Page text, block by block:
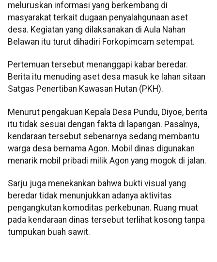
meluruskan informasi yang berkembang di
masyarakat terkait dugaan penyalahgunaan aset
desa. Kegiatan yang dilaksanakan di Aula Nahan
Belawan itu turut dihadiri Forkopimcam setempat.
Pertemuan tersebut menanggapi kabar beredar.
Berita itu menuding aset desa masuk ke lahan sitaan
Satgas Penertiban Kawasan Hutan (PKH).
Menurut pengakuan Kepala Desa Pundu, Diyoe, berita
itu tidak sesuai dengan fakta di lapangan. Pasalnya,
kendaraan tersebut sebenarnya sedang membantu
warga desa bernama Agon. Mobil dinas digunakan
menarik mobil pribadi milik Agon yang mogok di jalan.
Sarju juga menekankan bahwa bukti visual yang
beredar tidak menunjukkan adanya aktivitas
pengangkutan komoditas perkebunan. Ruang muat
pada kendaraan dinas tersebut terlihat kosong tanpa
tumpukan buah sawit.